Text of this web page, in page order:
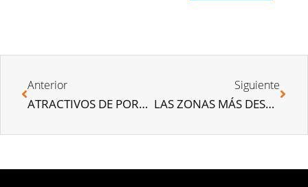
Anterior
ATRACTIVOS DE PORTUGAL PARA LOS INVERSORES INMOBILIARIOS
Siguiente
LAS ZONAS MÁS DESEADAS POR LOS EXTRANJEROS PARA INVERTIR EN ESPAÑA EN EL SECTOR INMOBILIARIO